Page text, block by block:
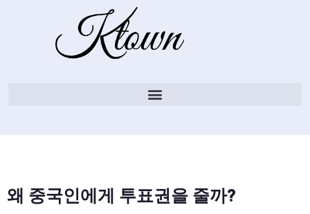
왜 중국인에게 투표권을 줄까?